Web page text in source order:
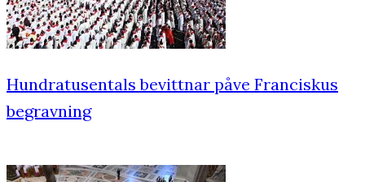
Hundratusentals bevittnar påve Franciskus
begravning